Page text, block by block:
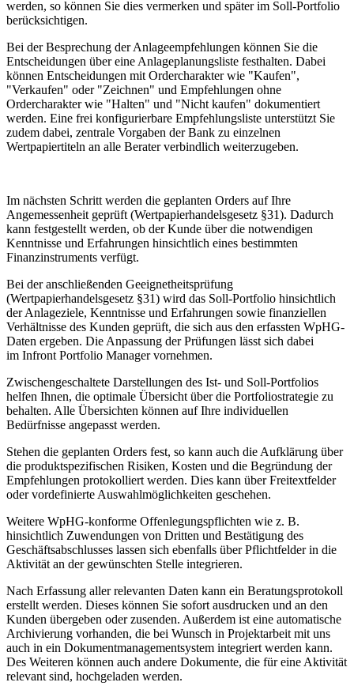
werden, so können Sie dies vermerken und später im Soll-Portfolio
berücksichtigen.
Bei der Besprechung der Anlageempfehlungen können Sie die
Entscheidungen über eine Anlageplanungsliste festhalten. Dabei
können Entscheidungen mit Ordercharakter wie "Kaufen",
"Verkaufen" oder "Zeichnen" und Empfehlungen ohne
Ordercharakter wie "Halten" und "Nicht kaufen" dokumentiert
werden. Eine frei konfigurierbare Empfehlungsliste unterstützt Sie
zudem dabei, zentrale Vorgaben der Bank zu einzelnen
Wertpapiertiteln an alle Berater verbindlich weiterzugeben.
Im nächsten Schritt werden die geplanten Orders auf Ihre
Angemessenheit geprüft (Wertpapierhandelsgesetz §31). Dadurch
kann festgestellt werden, ob der Kunde über die notwendigen
Kenntnisse und Erfahrungen hinsichtlich eines bestimmten
Finanzinstruments verfügt.
Bei der anschließenden Geeignetheitsprüfung
(Wertpapierhandelsgesetz §31) wird das Soll-Portfolio hinsichtlich
der Anlageziele, Kenntnisse und Erfahrungen sowie finanziellen
Verhältnisse des Kunden geprüft, die sich aus den erfassten WpHG-
Daten ergeben. Die Anpassung der Prüfungen lässt sich dabei
im Infront Portfolio Manager vornehmen.
Zwischengeschaltete Darstellungen des Ist- und Soll-Portfolios
helfen Ihnen, die optimale Übersicht über die Portfoliostrategie zu
behalten. Alle Übersichten können auf Ihre individuellen
Bedürfnisse angepasst werden.
Stehen die geplanten Orders fest, so kann auch die Aufklärung über
die produktspezifischen Risiken, Kosten und die Begründung der
Empfehlungen protokolliert werden. Dies kann über Freitextfelder
oder vordefinierte Auswahlmöglichkeiten geschehen.
Weitere WpHG-konforme Offenlegungspflichten wie z. B.
hinsichtlich Zuwendungen von Dritten und Bestätigung des
Geschäftsabschlusses lassen sich ebenfalls über Pflichtfelder in die
Aktivität an der gewünschten Stelle integrieren.
Nach Erfassung aller relevanten Daten kann ein Beratungsprotokoll
erstellt werden. Dieses können Sie sofort ausdrucken und an den
Kunden übergeben oder zusenden. Außerdem ist eine automatische
Archivierung vorhanden, die bei Wunsch in Projektarbeit mit uns
auch in ein Dokumentmanagementsystem integriert werden kann.
Des Weiteren können auch andere Dokumente, die für eine Aktivität
relevant sind, hochgeladen werden.